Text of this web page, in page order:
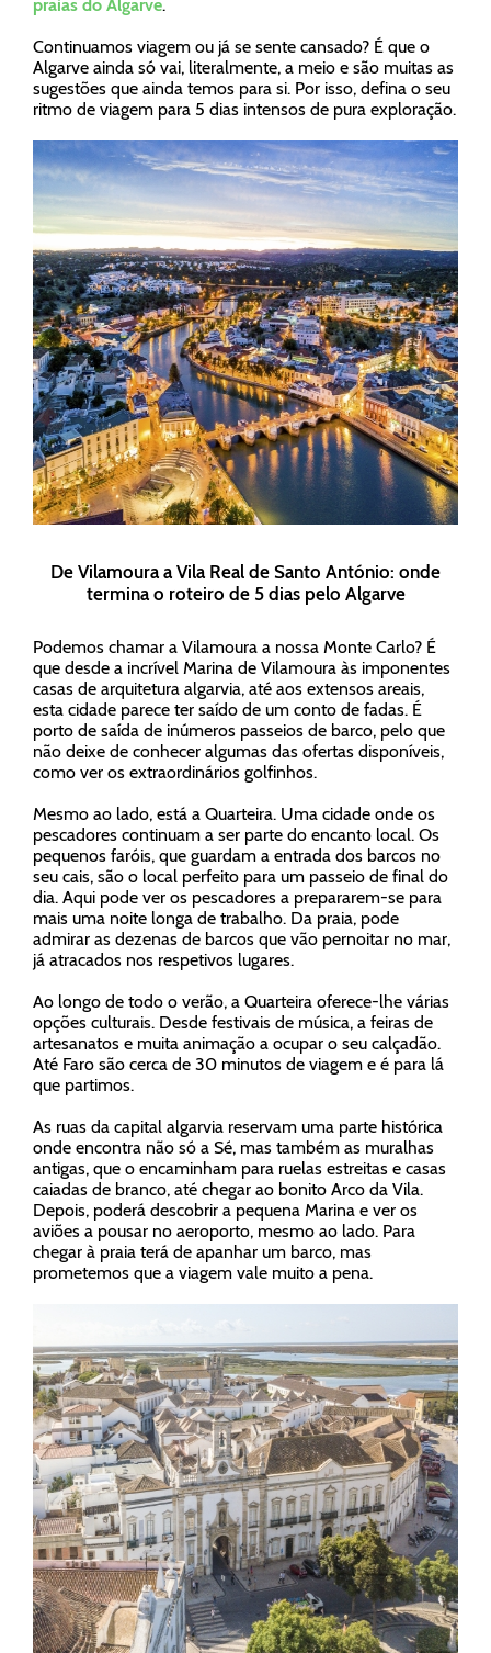
praias do Algarve.
Continuamos viagem ou já se sente cansado? É que o
Algarve ainda só vai, literalmente, a meio e são muitas as
sugestões que ainda temos para si. Por isso, defina o seu
ritmo de viagem para 5 dias intensos de pura exploração.
De Vilamoura a Vila Real de Santo António: onde
termina o roteiro de 5 dias pelo Algarve
Podemos chamar a Vilamoura a nossa Monte Carlo? É
que desde a incrível Marina de Vilamoura às imponentes
casas de arquitetura algarvia, até aos extensos areais,
esta cidade parece ter saído de um conto de fadas. É
porto de saída de inúmeros passeios de barco, pelo que
não deixe de conhecer algumas das ofertas disponíveis,
como ver os extraordinários golfinhos.
Mesmo ao lado, está a Quarteira. Uma cidade onde os
pescadores continuam a ser parte do encanto local. Os
pequenos faróis, que guardam a entrada dos barcos no
seu cais, são o local perfeito para um passeio de final do
dia. Aqui pode ver os pescadores a prepararem-se para
mais uma noite longa de trabalho. Da praia, pode
admirar as dezenas de barcos que vão pernoitar no mar,
já atracados nos respetivos lugares.
Ao longo de todo o verão, a Quarteira oferece-lhe várias
opções culturais. Desde festivais de música, a feiras de
artesanatos e muita animação a ocupar o seu calçadão.
Até Faro são cerca de 30 minutos de viagem e é para lá
que partimos.
As ruas da capital algarvia reservam uma parte histórica
onde encontra não só a Sé, mas também as muralhas
antigas, que o encaminham para ruelas estreitas e casas
caiadas de branco, até chegar ao bonito Arco da Vila.
Depois, poderá descobrir a pequena Marina e ver os
aviões a pousar no aeroporto, mesmo ao lado. Para
chegar à praia terá de apanhar um barco, mas
prometemos que a viagem vale muito a pena.